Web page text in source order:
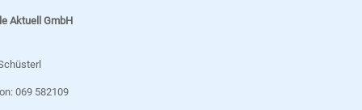
Aktuell GmbH
069 582109